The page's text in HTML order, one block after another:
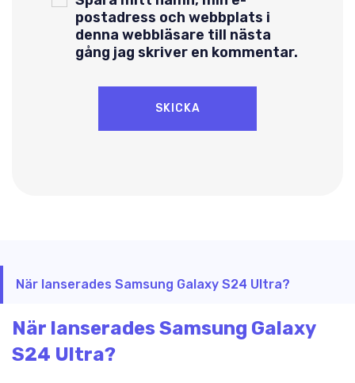
postadress och webbplats i
denna webbläsare till nästa
gång jag skriver en kommentar.
När lanserades Samsung Galaxy S24 Ultra?
När lanserades Samsung Galaxy
S24 Ultra?